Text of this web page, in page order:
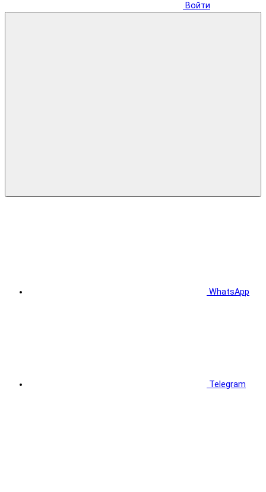
Войти
WhatsApp
Telegram